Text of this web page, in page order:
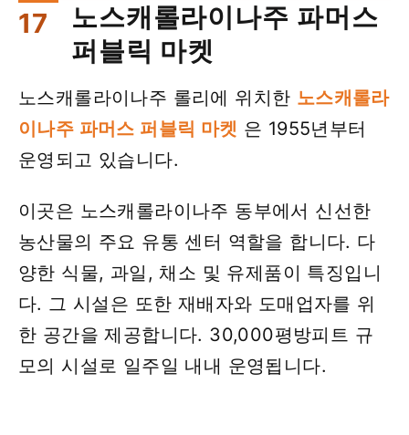
노스캐롤라이나주 파머스
퍼블릭 마켓
노스캐롤라이나주 롤리에 위치한 노스캐롤라
이나주 파머스 퍼블릭 마켓 은 1955년부터
운영되고 있습니다.
이곳은 노스캐롤라이나주 동부에서 신선한
농산물의 주요 유통 센터 역할을 합니다. 다
양한 식물, 과일, 채소 및 유제품이 특징입니
다. 그 시설은 또한 재배자와 도매업자를 위
한 공간을 제공합니다. 30,000평방피트 규
모의 시설로 일주일 내내 운영됩니다.